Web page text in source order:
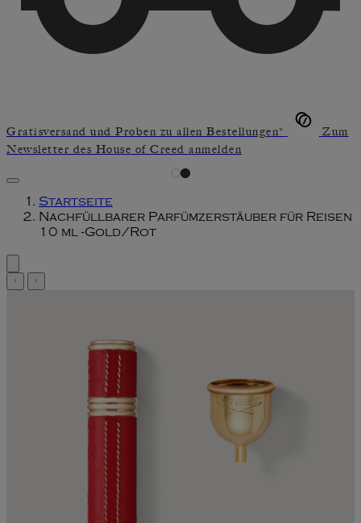
Gratisversand und Proben zu allen Bestellungen*
Zum
Newsletter des House of Creed anmelden
Startseite
Nachfüllbarer Parfümzerstäuber für Reisen
10 ml -Gold/Rot